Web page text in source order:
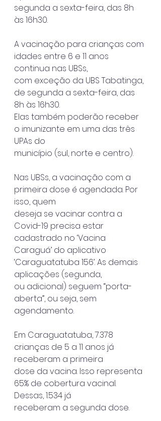
segunda a sexta-feira, das 8h
às 16h30.
A vacinação para crianças com
idades entre 6 e 11 anos
continua nas UBSs,
com exceção da UBS Tabatinga,
de segunda a sexta-feira, das
8h às 16h30.
Elas também poderão receber
o imunizante em uma das três
UPAs do
município (sul, norte e centro).
Nas UBSs, a vacinação com a
primeira dose é agendada. Por
isso, quem
deseja se vacinar contra a
Covid-19 precisa estar
cadastrado no ‘Vacina
Caraguá’ do aplicativo
‘Caraguatatuba 156’. As demais
aplicações (segunda,
ou adicional) seguem “porta-
aberta”, ou seja, sem
agendamento.
Em Caraguatatuba, 7.378
crianças de 5 a 11 anos já
receberam a primeira
dose da vacina. Isso representa
65% de cobertura vacinal.
Dessas, 1.534 já
receberam a segunda dose.